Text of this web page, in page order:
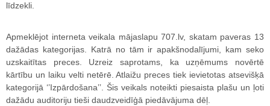
līdzekli.
Apmeklējot interneta veikala mājaslapu 707.lv, skatam paveras 13
dažādas kategorijas. Katrā no tām ir apakšnodalījumi, kam seko
uzskaitītas preces. Uzreiz saprotams, ka uzņēmums novērtē
kārtību un laiku velti netērē. Atlaižu preces tiek ievietotas atsevišķā
kategorijā ‘’Izpārdošana’’. Šis veikals noteikti piesaista plašu un ļoti
dažādu auditoriju tieši daudzveidīģā piedāvājuma dēļ.